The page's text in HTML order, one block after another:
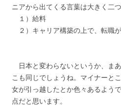
ニアから出てくる言葉は大きく二つ
１）給料
２）キャリア構築の上で、転職
日本と変わらないというか、ま
こも同じでしょうね。マイナーと
女が引っ越したとか色々あるよう
点だと思います。